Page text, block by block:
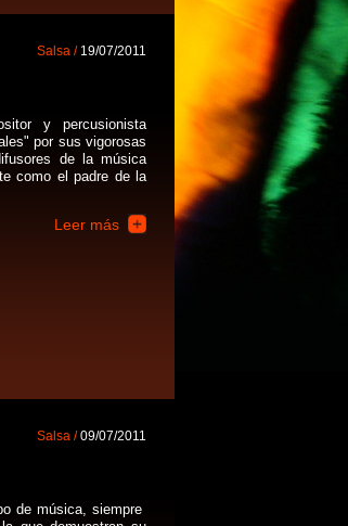
Salsa / 19/07/2011
y percusionista
por sus vigorosas
de la música
como el padre de la
Leer más
Salsa /09/07/2011
de música, siempre